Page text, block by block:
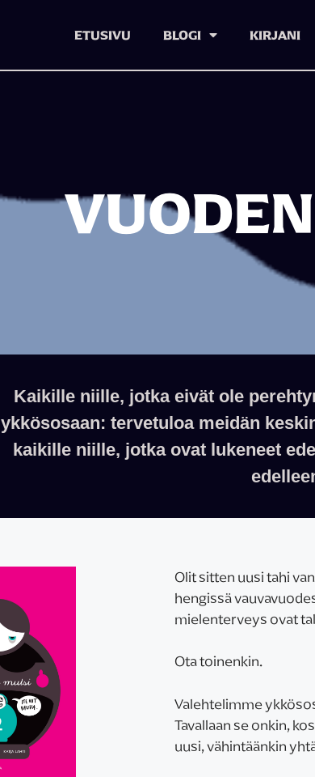
ETUSIVU BLOGI KIRJANI
Kaikille niille, jotka eivät ole
ykkösosaan: tervetuloa meidän
kaikille niille, jotka ovat lukeneet
Olit sitten uusi tahi
hengissä
mielenterveys ovat
Ota toinenkin.
Valehtelimme
Tavallaan se onkin,
uusi, vähintäänkin